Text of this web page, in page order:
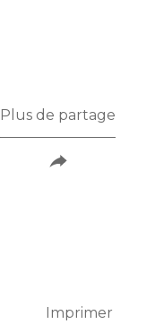
Plus de partage
Imprimer